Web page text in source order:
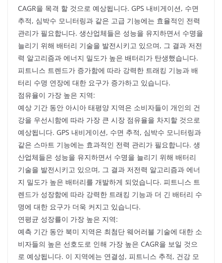
CAGR을 목격 할 것으로 예상됩니다. GPS 내비게이션, 수면
추적, 심박수 모니터링과 같은 고급 기능에는 효율적인 전력
관리가 필요합니다. 생산업체들은 성능을 유지하면서 수명을
늘리기 위해 배터리 기술을 발전시키고 있으며, 그 결과 저전
력 알고리즘과 에너지 밀도가 높은 배터리가 탄생했습니다.
피트니스 트렌드가 증가함에 따라 강력한 트래킹 기능과 배
터리 수명 연장에 대한 요구가 증가하고 있습니다.
점유율이 가장 높은 지역:
예상 기간 동안 아시아 태평양 지역은 소비자들이 개인의 건
강을 우선시함에 따라 가장 큰 시장 점유율을 차지할 것으로
예상됩니다. GPS 내비게이션, 수면 추적, 심박수 모니터링과
같은 스마트 기능에는 효과적인 전력 관리가 필요합니다. 생
산업체들은 성능을 유지하면서 수명을 늘리기 위해 배터리
기술을 발전시키고 있으며, 그 결과 저전력 알고리즘과 에너
지 밀도가 높은 배터리를 개발하게 되었습니다. 피트니스 트
렌드가 성장함에 따라 강력한 트래킹 기능과 더 긴 배터리 수
명에 대한 요구가 더욱 커지고 있습니다.
연평균 성장률이 가장 높은 지역:
예측 기간 동안 북미 지역은 최첨단 웨어러블 기술에 대한 소
비자들의 높은 선호도로 인해 가장 높은 CAGR을 보일 것으
로 예상됩니다. 이 지역에는 연결성, 피트니스 추적, 건강 모